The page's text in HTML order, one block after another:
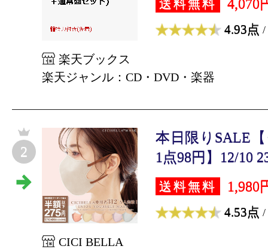
送料無料 4,070
4.93点 /
楽天ブックス
楽天ジャンル：CD・DVD・楽器
2
本日限りSALE
1点98円】12/10
送料無料 1,980
4.53点 /
CICI BELLA